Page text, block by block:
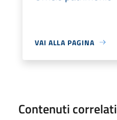
VAI ALLA PAGINA
Contenuti correlati